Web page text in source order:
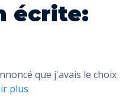
écrite:
que j'avais le choix
plus